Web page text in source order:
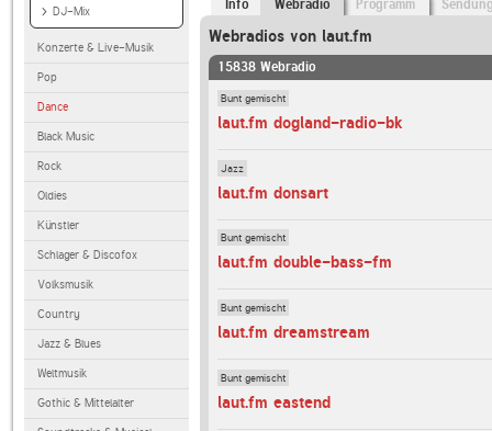
DJ-Mix
Konzerte & Live-Musik
Pop
Dance
Black Music
Rock
Oldies
Künstler
Schlager & Discofox
Volksmusik
Country
Jazz & Blues
Weltmusik
Gothic & Mittelalter
Info Webradio Programm
Webradios von laut.fm
15838 Webradio
Bunt gemischt
laut.fm dogland-radio-bk
Jazz
laut.fm donsart
Bunt gemischt
laut.fm double-bass-fm
Bunt gemischt
laut.fm dreamstream
Bunt gemischt
laut.fm eastend